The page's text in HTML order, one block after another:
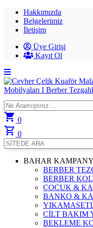
Hakkımızda
Belgelerimiz
İletişim
Üye Girişi
Kayıt Ol
shopping_cart 0
shopping_cart 0
BAHAR
BERBER
BERBER
ÇOCUK &
BANKO &
CİLT BAKIM
BEKLEME